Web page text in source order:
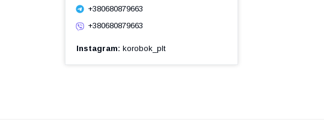
+380680879663
+380680879663
Instagram korobok_plt